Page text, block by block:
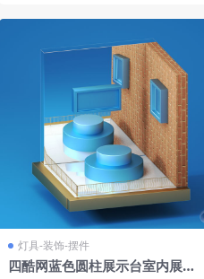
灯具-装饰-摆件
四酷网蓝色圆柱展示台室内展示